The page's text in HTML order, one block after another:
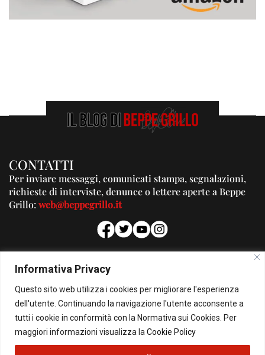
Informativa Privacy
Questo sito web utilizza i cookies per migliorare l'esperienza
dell'utente. Continuando la navigazione l'utente acconsente a
tutti i cookie in conformità con la Normativa sui Cookies. Per
maggiori informazioni visualizza la Cookie Policy
CONTATTI
Per inviare messaggi, comunicati stampa, segnalazioni,
richieste di interviste, denunce o lettere aperte a Beppe
Grillo:web@beppegrillo.it
PUBBLICITA'
Per la tua pubblicità su questo Blog:
pubblicita@beppegrillo.it
HOMEPAGE COOKIE POLICY PRIVACY POLICY CONTATTI